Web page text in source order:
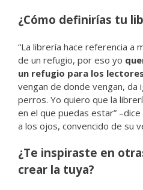
¿Cómo definirías tu
“La librería hace referencia a
de un refugio, por eso yo
un refugio para los lectores
vengan de donde vengan, da
perros. Yo quiero que la
en el que puedas estar”
a los ojos, convencido de su
¿Te inspiraste en
crear la tuya?